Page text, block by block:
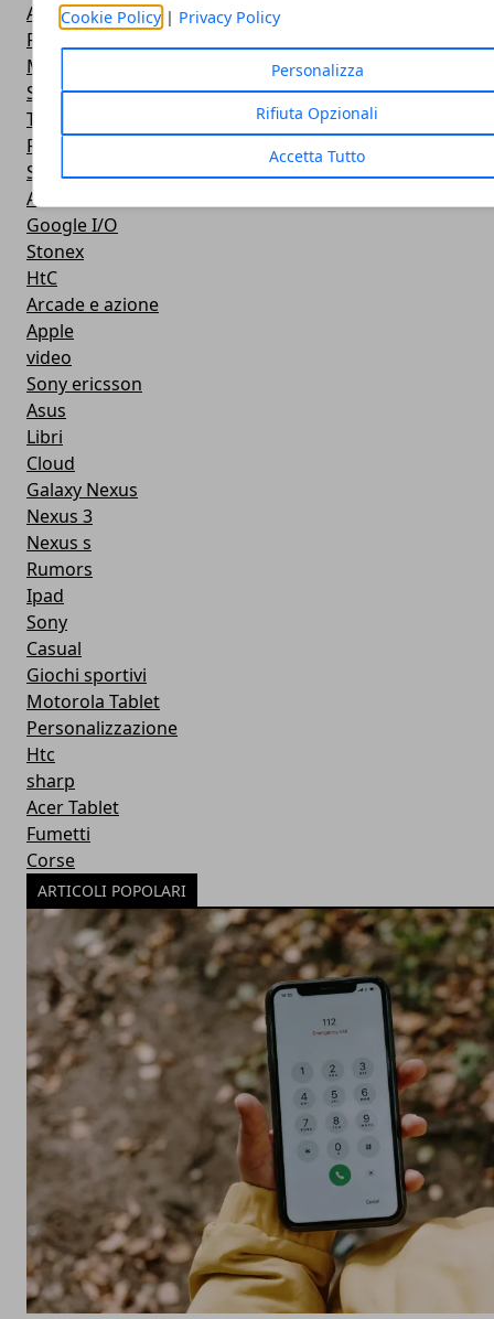
Cookie Policy| Privacy Policy
Personalizza
Rifiuta Opzionali
Accetta Tutto
Android
Finanza
Motorola - Telefoni
Sviluppo
Tethering
Rom
Smartphone cinesi
Android Market
Google I/O
Stonex
HtC
Arcade e azione
Apple
video
Sony ericsson
Asus
Libri
Cloud
Galaxy Nexus
Nexus 3
Nexus s
Rumors
Ipad
Sony
Casual
Giochi sportivi
Motorola Tablet
Personalizzazione
Htc
sharp
Acer Tablet
Fumetti
Corse
ARTICOLI POPOLARI